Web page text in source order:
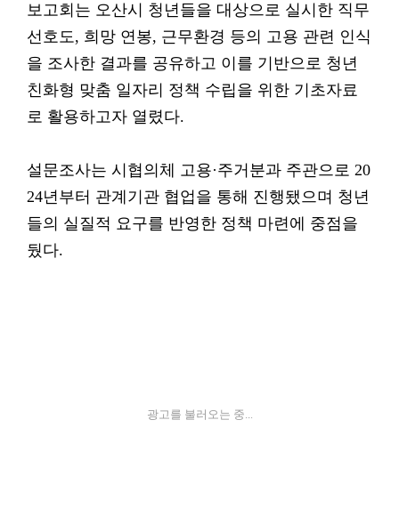
보고회는 오산시 청년들을 대상으로 실시한 직무
선호도, 희망 연봉, 근무환경 등의 고용 관련 인식
을 조사한 결과를 공유하고 이를 기반으로 청년
친화형 맞춤 일자리 정책 수립을 위한 기초자료
로 활용하고자 열렸다.
설문조사는 시협의체 고용·주거분과 주관으로 20
24년부터 관계기관 협업을 통해 진행됐으며 청년
들의 실질적 요구를 반영한 정책 마련에 중점을
뒀다.
광고를 불러오는 중...